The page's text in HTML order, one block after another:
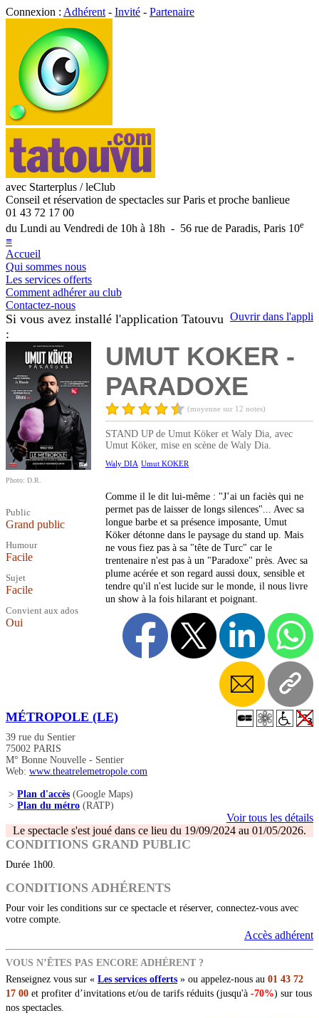
Connexion : Adhérent - Invité - Partenaire
avec Starterplus / leClub
Conseil et réservation de spectacles sur Paris et proche banlieue
01 43 72 17 00
du Lundi au Vendredi de 10h à 18h - 56 rue de Paradis, Paris 10e
≡
Accueil
Qui sommes nous
Les services offerts
Comment adhérer au club
Contactez-nous
Ouvrir dans l'appli
Si vous avez installé l'application Tatouvu
:
Photo: D.R.
Public
Grand public
Humour
Facile
Sujet
Facile
Convient aux ados
Oui
UMUT KOKER -
PARADOXE
(moyenne sur 12 notes)
STAND UP de Umut Köker et Waly Dia, avec
Umut Köker, mise en scène de Waly Dia.
Waly DIA Umut KOKER
Comme il le dit lui-même : "J’ai un faciès qui ne
permet pas de laisser de longs silences"... Avec sa
longue barbe et sa présence imposante, Umut
Köker détonne dans le paysage du stand up. Mais
ne vous fiez pas à sa "tête de Turc" car le
trentenaire n'est pas à un "Paradoxe" près. Avec sa
plume acérée et son regard aussi doux, sensible et
tendre qu'il n'est lucide sur le monde, il nous livre
un show à la fois hilarant et poignant.
MÉTROPOLE (LE)
39 rue du Sentier
75002 PARIS
M° Bonne Nouvelle - Sentier
Web: www.theatrelemetropole.com
> Plan d'accès (Google Maps)
> Plan du métro (RATP)
Voir tous les détails
Le spectacle s'est joué dans ce lieu du 19/09/2024 au 01/05/2026.
CONDITIONS GRAND PUBLIC
Durée 1h00.
CONDITIONS ADHÉRENTS
Pour voir les conditions sur ce spectacle et réserver, connectez-vous avec
votre compte.
Accès adhérent
VOUS N’ÊTES PAS ENCORE ADHÉRENT ?
Renseignez vous sur « Les services offerts » ou appelez-nous au 01 43 72
17 00 et profiter d’invitations et/ou de tarifs réduits (jusqu'à -70%) sur tous
nos spectacles.